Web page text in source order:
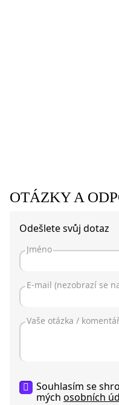
OTÁZKY A
Odešlete svůj dotaz
Souhlasím se
mých osobních